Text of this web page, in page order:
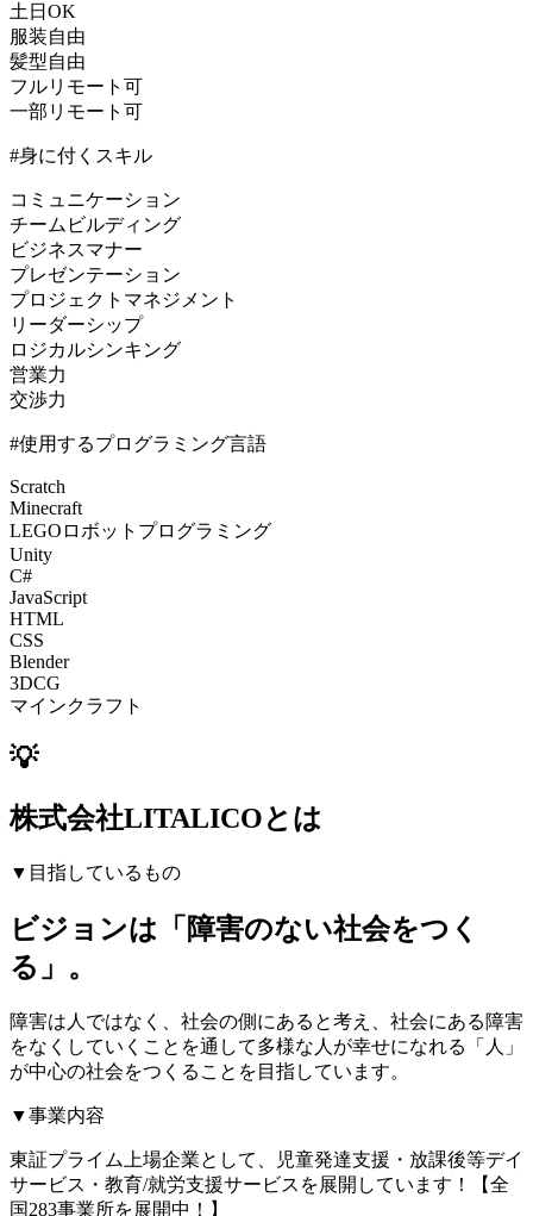
土日OK
服装自由
髪型自由
フルリモート可
一部リモート可
#身に付くスキル
コミュニケーション
チームビルディング
ビジネスマナー
プレゼンテーション
プロジェクトマネジメント
リーダーシップ
ロジカルシンキング
営業力
交渉力
#使用するプログラミング言語
Scratch
Minecraft
LEGOロボットプログラミング
Unity
C#
JavaScript
HTML
CSS
Blender
3DCG
マインクラフト
💡
株式会社LITALICOとは
▼目指しているもの
ビジョンは「障害のない社会をつく
る」。
障害は人ではなく、社会の側にあると考え、社会にある障害
をなくしていくことを通して多様な人が幸せになれる「人」
が中心の社会をつくることを目指しています。
▼事業内容
東証プライム上場企業として、児童発達支援・放課後等デイ
サービス・教育/就労支援サービスを展開しています！【全
国283事業所を展開中！】